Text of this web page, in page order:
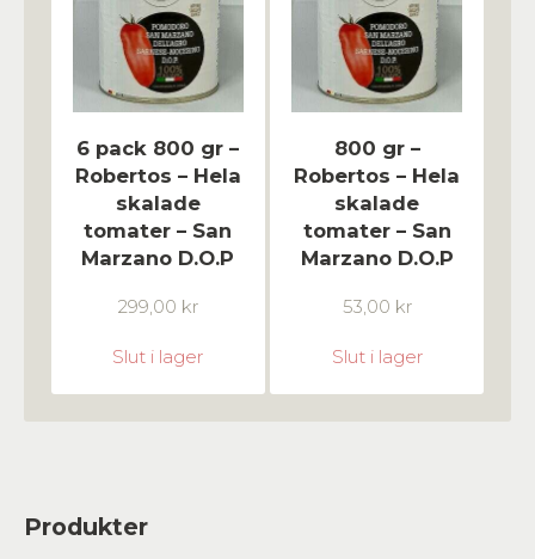
Produkter
6 pack 800 gr –
Robertos – Hela
skalade
tomater – San
Marzano D.O.P
299,00 kr
Slut i lager
800 gr –
Robertos – Hela
skalade
tomater – San
Marzano D.O.P
53,00 kr
Slut i lager